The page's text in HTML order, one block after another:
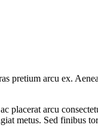
pretium arcu ex.
placerat arcu
metus. Sed finibus